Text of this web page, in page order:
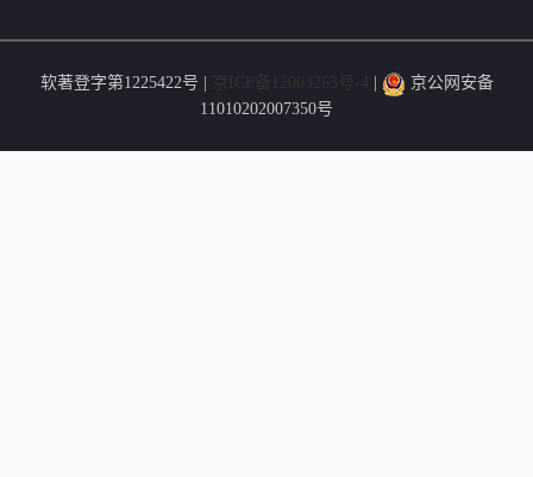
软著登字第1225422号 |
京公网安备
11010202007350号